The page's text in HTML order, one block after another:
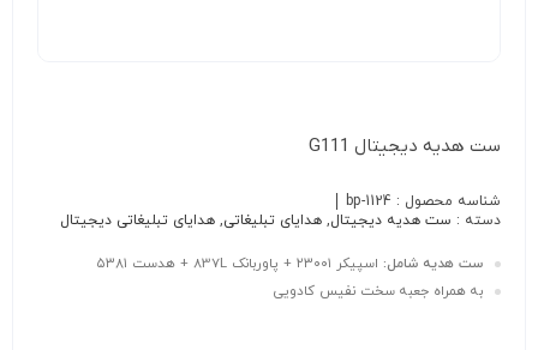
ست هدیه دیجیتال G111
شناسه محصول : bp-1124
دسته : ست هدیه دیجیتال, هدایای تبلیغاتی, هدایای تبلیغاتی دیجیتال
ست هدیه شامل: اسپیکر ۲۳۰۰۱ + پاوربانک 837L + هدست ۵۳۸۱
به همراه جعبه سخت نفیس کادویی